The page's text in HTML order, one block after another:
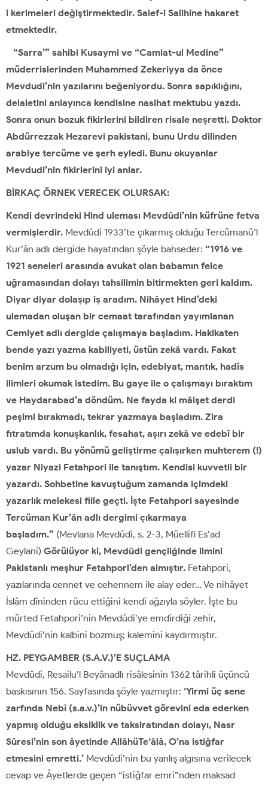
i kerimeleri değiştirmektedir. Salef-i Salihine hakaret
etmektedir.
“Sarra’” sahibi Kusaymi ve “Camiat-ul Medine”
müderrislerinden Muhammed Zekeriyya da önce
Mevdudi’nin yazılarını beğeniyordu. Sonra sapıklığını,
delaletini anlayınca kendisine nasihat mektubu yazdı.
Sonra onun bozuk fikirlerini bildiren risale neşretti. Doktor
Abdürrezzak Hezarevi pakistani, bunu Urdu dilinden
arabiye tercüme ve şerh eyledi. Bunu okuyanlar
Mevdudi’nin fikirlerini iyi anlar.
BİRKAÇ ÖRNEK VERECEK OLURSAK:
Kendi devrindeki Hind uleması Mevdûdi’nin küfrüne fetva
vermişlerdir. Mevdûdi 1933’te çıkarmış olduğu Tercümanü’l
Kur’ân adlı dergide hayatından şöyle bahseder: “1916 ve
1921 seneleri arasında avukat olan babamın felce
uğramasından dolayı tahsilimin bitirmekten geri kaldım.
Diyar diyar dolaşıp iş aradım. Nihâyet Hind’deki
ulemadan oluşan bir cemaat tarafından yayımlanan
Cemiyet adlı dergide çalışmaya başladım. Hakikaten
bende yazı yazma kabiliyeti, üstün zekâ vardı. Fakat
benim arzum bu olmadığı için, edebiyat, mantık, hadîs
ilimleri okumak istedim. Bu gaye ile o çalışmayı bıraktım
ve Haydarabad’a döndüm. Ne fayda ki mâişet derdi
peşimi bırakmadı, tekrar yazmaya başladım. Zira
fıtratımda konuşkanlık, fesahat, aşırı zekâ ve edebî bir
uslub vardı. Bu yönümü geliştirme çalışırken muhterem (!)
yazar Niyazi Fetahpori ile tanıştım. Kendisi kuvvetli bir
yazardı. Sohbetine kavuştuğum zamanda içimdeki
yazarlık melekesi fiile geçti. İşte Fetahpori sayesinde
Tercüman Kur’ân adlı dergimi çıkarmaya
başladım.” (Mevlana Mevdûdi, s. 2-3, Müellifi Es’ad
Geylani) Görülüyor ki, Mevdûdi gençliğinde ilmini
Pakistanlı meşhur Fetahpori’den almıştır. Fetahpori,
yazılarında cennet ve cehennem ile alay eder… Ve nihâyet
İslâm dîninden rücu ettiğini kendi ağzıyla söyler. İşte bu
mürted Fetahpori’nin Mevdûdi’ye emdirdiği zehir,
Mevdûdi’nin kalbini bozmuş; kalemini kaydırmıştır.
HZ. PEYGAMBER (S.A.V.)’E SUÇLAMA
Mevdûdi, Resailu’l Beyânadlı risâlesinin 1362 târihli üçüncü
baskısının 156. Sayfasında şöyle yazmıştır: ‘Yirmi üç sene
zarfında Nebî (s.a.v.)’in nübüvvet görevini eda ederken
yapmış olduğu eksiklik ve taksiratından dolayı, Nasr
Sûresi’nin son âyetinde AllâhüTe‘âlâ, O’na istiğfar
etmesini emretti.’ Mevdûdi’nin bu yanlış algısına verilecek
cevap ve Âyetlerde geçen “istiğfar emri”nden maksad